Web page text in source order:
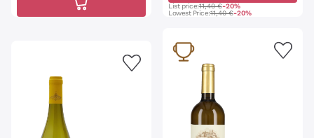
List price:11,40 €-20%
Lowest Price:11,40 €-20%